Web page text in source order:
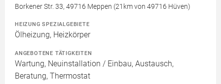
Borkener Str. 33, 49716 Meppen (21km von 49716 Hüven)
HEIZUNG SPEZIALGEBIETE
Ölheizung, Heizkörper
ANGEBOTENE TÄTIGKEITEN
Wartung, Neuinstallation / Einbau, Austausch,
Beratung, Thermostat